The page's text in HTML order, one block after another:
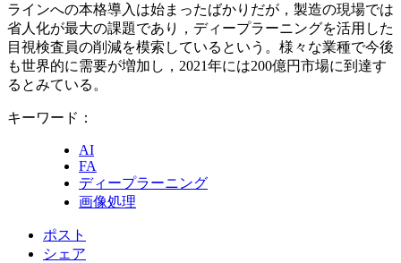
ラインへの本格導入は始まったばかりだが，製造の現場では
省人化が最大の課題であり，ディープラーニングを活用した
目視検査員の削減を模索しているという。様々な業種で今後
も世界的に需要が増加し，2021年には200億円市場に到達す
るとみている。
キーワード：
AI
FA
ディープラーニング
画像処理
ポスト
シェア